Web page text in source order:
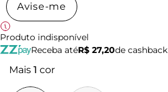
Avise-me
Produto indisponível
Receba atéR$ 27,20de cashback
Mais 1 cor